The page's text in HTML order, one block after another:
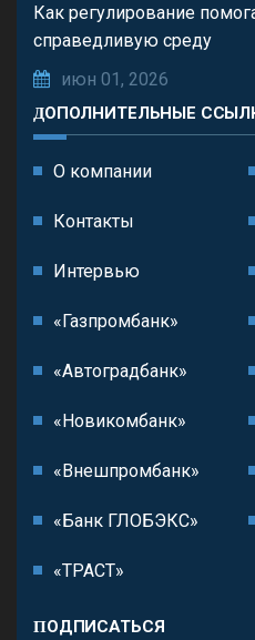
Как регулирование
справедливую среду
июн 01, 2026
ДОПОЛНИТЕЛЬНЫЕ
О компании
Контакты
Интервью
«Газпромбанк»
«Автоградбанк»
«Новикомбанк»
«Внешпромбанк»
«Банк ГЛОБЭКС»
«ТРАСТ»
ПОДПИСАТЬСЯ